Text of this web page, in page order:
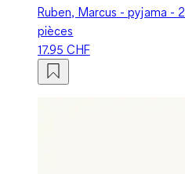
Ruben, Marcus - pyjama - 2
pièces
17.95 CHF